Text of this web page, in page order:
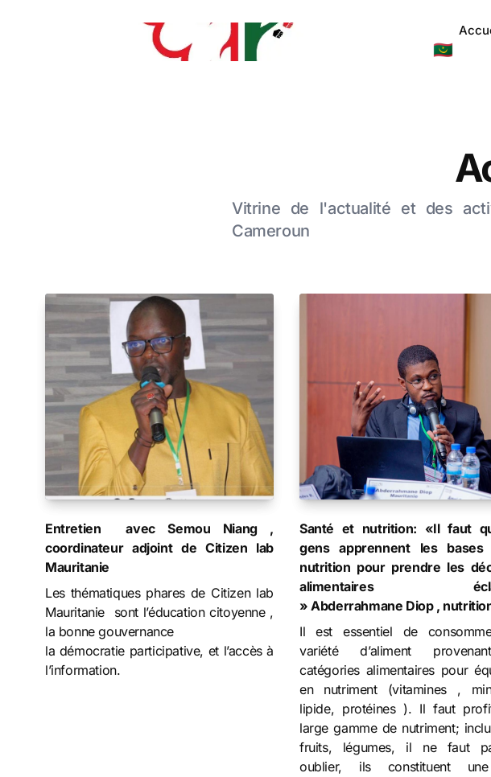
🇲🇷
Vitrine de l'actualité et des
Cameroun
Entretien avec Semou Niang ,
coordinateur adjoint de Citizen lab
Mauritanie
Les thématiques phares de Citizen lab
Mauritanie sont l’éducation citoyenne ,
la bonne gouvernance
la démocratie participative, et l’accès à
l’information.
Santé et nutrition: «Il faut
gens apprennent les
nutrition pour prendre les
alimentaires
» Abderrahmane Diop ,
Il est essentiel de
variété d’aliment
catégories alimentaires pour
en nutriment (vitamines ,
lipide, protéines ). Il faut
large gamme de nutriment;
fruits, légumes, il ne faut
oublier, ils constituent